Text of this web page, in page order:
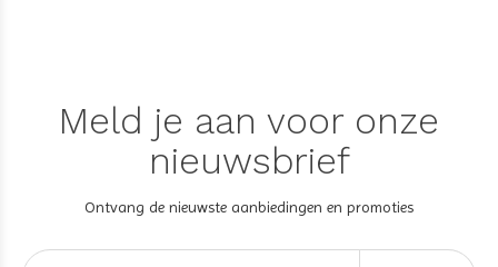
Meld je aan voor onze
nieuwsbrief
Ontvang de nieuwste aanbiedingen en promoties